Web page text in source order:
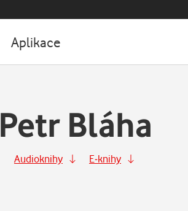
Aplikace
Petr Bláha
Audioknihy E-knihy